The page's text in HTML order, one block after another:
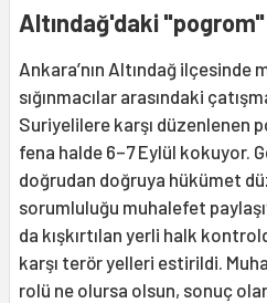
Altındağ'daki "pogrom"
Ankara’nın Altındağ ilçesinde
sığınmacılar arasındaki
Suriyelilere karşı düzenlenen
fena halde 6–7 Eylül kokuyor.
doğrudan doğruya hükümet
sorumluluğu muhalefet
da kışkırtılan yerli halk
karşı terör yelleri estirildi.
rolü ne olursa olsun, sonuç